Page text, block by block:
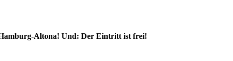
Altona! Und: Der Eintritt ist frei!